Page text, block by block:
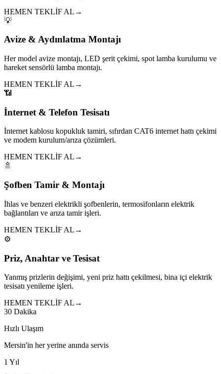
HEMEN TEKLİF AL →
💡
Avize & Aydınlatma Montajı
Her model avize montajı, LED şerit çekimi, spot lamba kurulumu ve
hareket sensörlü lamba montajı.
HEMEN TEKLİF AL →
📶
İnternet & Telefon Tesisatı
İnternet kablosu kopukluk tamiri, sıfırdan CAT6 internet hattı çekimi
ve modem kurulum/arıza çözümleri.
HEMEN TEKLİF AL →
🚿
Şofben Tamir & Montajı
İhlas ve benzeri elektrikli şofbenlerin, termosifonların elektrik
bağlantıları ve arıza tamir işleri.
HEMEN TEKLİF AL →
⚙️
Priz, Anahtar ve Tesisat
Yanmış prizlerin değişimi, yeni priz hattı çekilmesi, bina içi elektrik
tesisatı yenileme işleri.
HEMEN TEKLİF AL →
30 Dakika
Hızlı Ulaşım
Mersin'in her yerine anında servis
1 Yıl